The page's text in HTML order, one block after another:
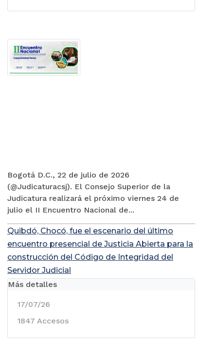
Bogotá D.C., 22 de julio de 2026
(@Judicaturacsj). El Consejo Superior de la
Judicatura realizará el próximo viernes 24 de
julio el II Encuentro Nacional de...
Quibdó, Chocó, fue el escenario del último
encuentro presencial de Justicia Abierta para la
construcción del Código de Integridad del
Servidor Judicial
Más detalles
17/07/26
1847 Accesos